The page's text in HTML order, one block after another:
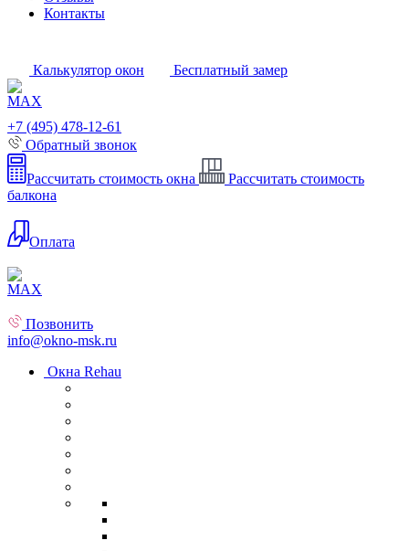
Контакты
Калькулятор окон Бесплатный замер
+7 (495) 478-12-61
Обратный звонок
Рассчитать стоимость окна
Рассчитать стоимость
балкона
Оплата
Позвонить
info@okno-msk.ru
Окна Rehau